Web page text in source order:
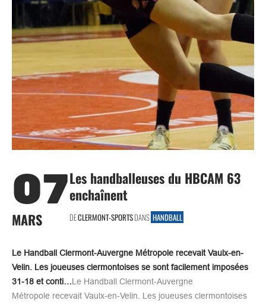
07
MARS
Les handballeuses du HBCAM 63
enchaînent
DECLERMONT-SPORTSDANS HANDBALL
Le Handball Clermont-Auvergne Métropole recevait Vaulx-en-
Velin. Les joueuses clermontoises se sont facilement imposées
31-18 et conti…Le Handball Clermont-Auvergne
Métropole recevait Vaulx-en-Velin. Les joueuses clermontoises